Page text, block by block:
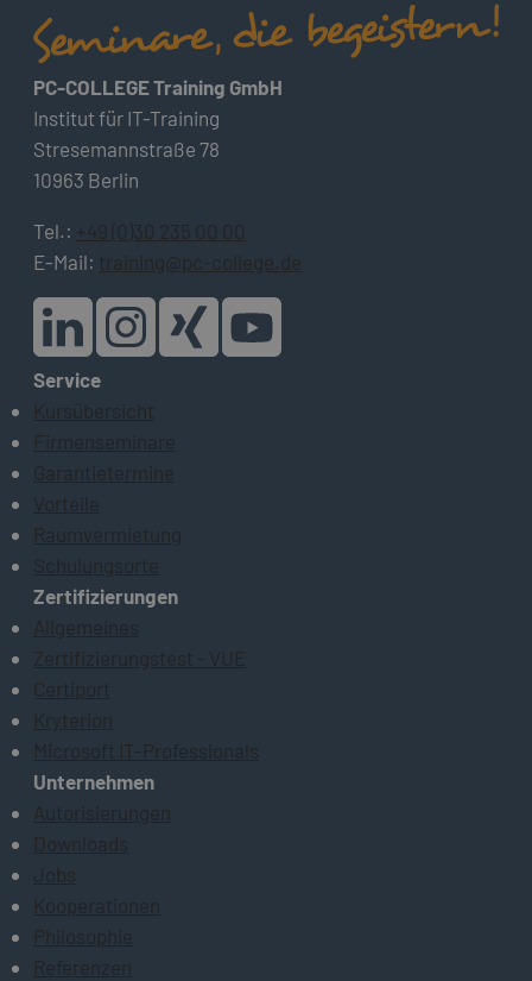
PC-COLLEGE Training GmbH
Institut für IT-Training
Stresemannstraße 78
10963 Berlin
Tel.: +49 (0)30 235 00 00
E-Mail: training@pc-college.de
Service
Kursübersicht
Firmenseminare
Garantietermine
Vorteile
Raumvermietung
Schulungsorte
Zertifizierungen
Allgemeines
Zertifizierungstest - VUE
Certiport
Kryterion
Microsoft IT-Professionals
Unternehmen
Autorisierungen
Downloads
Jobs
Kooperationen
Philosophie
Referenzen